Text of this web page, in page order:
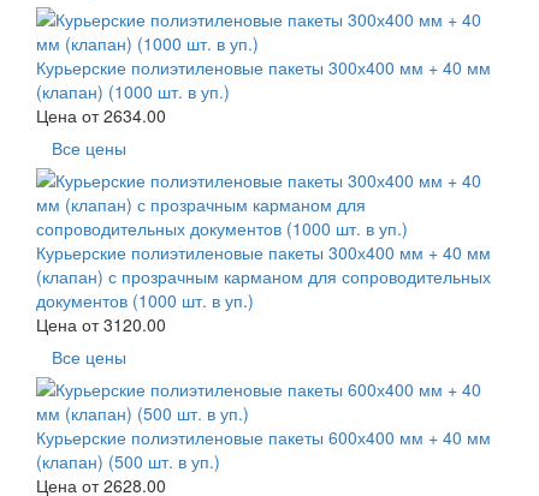
Курьерские полиэтиленовые пакеты 300х400 мм + 40 мм
(клапан) (1000 шт. в уп.)
Цена от2634.00
Все цены
Курьерские полиэтиленовые пакеты 300х400 мм + 40 мм
(клапан) с прозрачным карманом для сопроводительных
документов (1000 шт. в уп.)
Цена от3120.00
Все цены
Курьерские полиэтиленовые пакеты 600х400 мм + 40 мм
(клапан) (500 шт. в уп.)
Цена от2628.00